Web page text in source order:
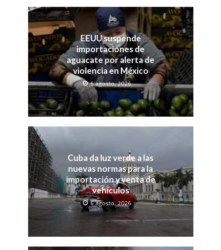
EEUU suspende
importaciones de
aguacate por alerta de
violencia en México
6 agosto, 2026
Cuba da luz verde a las
nuevas normas para la
importación y venta de
vehículos
6 agosto, 2026